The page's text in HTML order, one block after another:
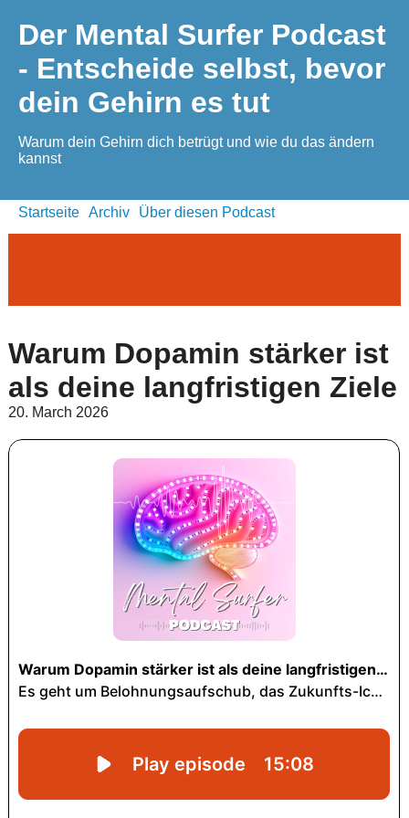
Der Mental Surfer Podcast
- Entscheide selbst, bevor
dein Gehirn es tut
Warum dein Gehirn dich betrügt und wie du das ändern
kannst
Startseite Archiv Über diesen Podcast
Warum Dopamin stärker ist
als deine langfristigen Ziele
20. March 2026